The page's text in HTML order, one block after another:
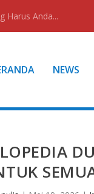
Harus Anda...
NEWS